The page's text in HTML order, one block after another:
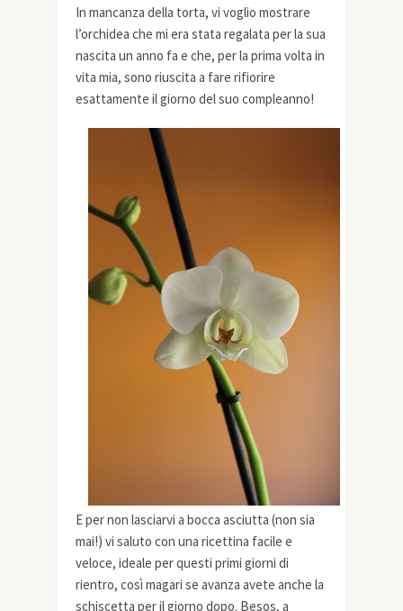
In mancanza della torta, vi voglio mostrare
l’orchidea che mi era stata regalata per la sua
nascita un anno fa e che, per la prima volta in
vita mia, sono riuscita a fare rifiorire
esattamente il giorno del suo compleanno!
E per non lasciarvi a bocca asciutta (non sia
mai!) vi saluto con una ricettina facile e
veloce, ideale per questi primi giorni di
rientro, così magari se avanza avete anche la
schiscetta per il giorno dopo. Besos, a